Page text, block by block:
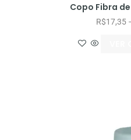
Copo Fibra
R$17,35